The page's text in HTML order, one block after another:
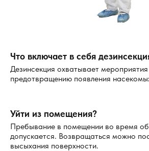
Что включает в себя
Дезинсекция охватывает
предотвращению появления
Уйти из помещения?
Пребывание в помещении во время
допускается. Возвращаться можно
высыхания поверхности.